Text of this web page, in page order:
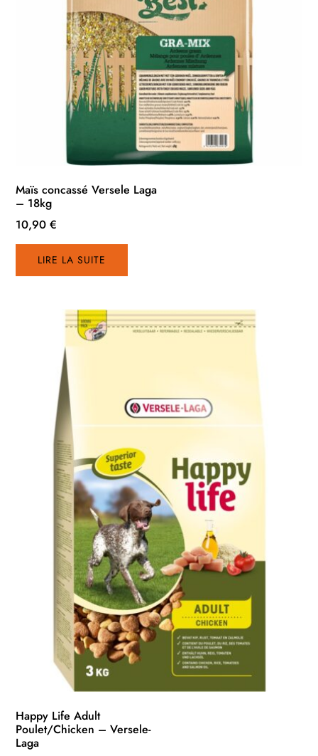
Maïs concassé Versele Laga
– 18kg
10,90€
LIRE LA SUITE
Happy Life Adult
Poulet/Chicken – Versele-
Laga